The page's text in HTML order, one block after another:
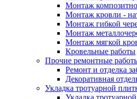
Монтаж
Монтаж кровли -
Монтаж гибкой
Монтаж
Монтаж мягкой
Кровельные работы
Прочие ремонтные
Ремонт и отделка
Декоративная
Укладка тротуарной
Укладка